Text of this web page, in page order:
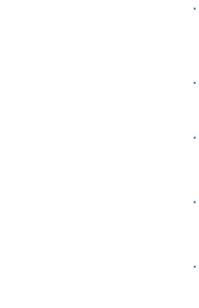
·
·
·
·
·